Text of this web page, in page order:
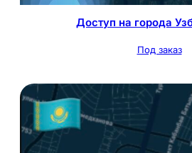
Доступ на города
Под заказ